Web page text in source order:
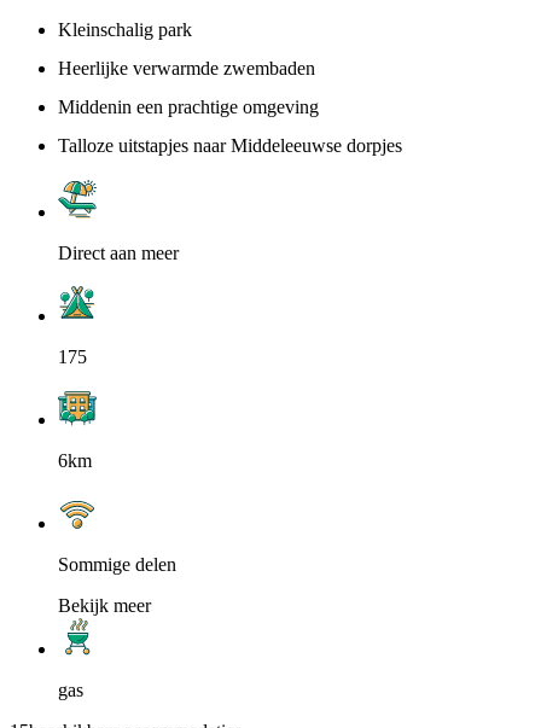
Kleinschalig park
Heerlijke verwarmde zwembaden
Middenin een prachtige omgeving
Talloze uitstapjes naar Middeleeuwse dorpjes
Direct aan meer
175
6km
Sommige delen
Bekijk meer
gas